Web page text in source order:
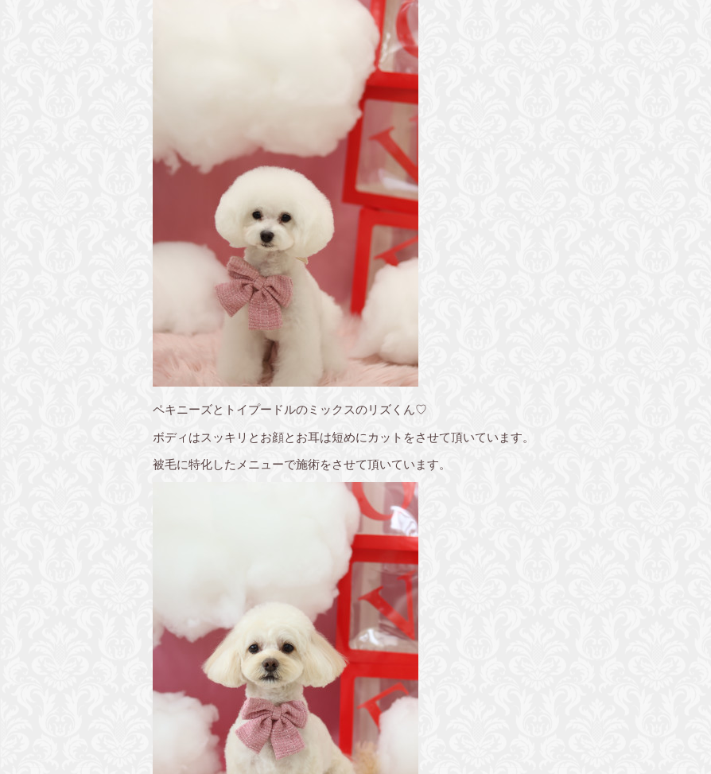
ペキニーズとトイプードルのミックスのリズくん♡
ボディはスッキリとお顔とお耳は短めにカットをさせて頂いています。
被毛に特化したメニューで施術をさせて頂いています。